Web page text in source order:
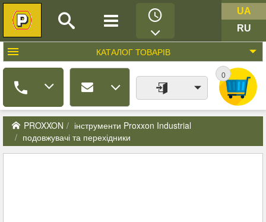
UA
RU
КАТАЛОГ ТОВАРІВ
0
PROXXON
інструменти Proxxon Industrial
подовжувачі та перехідники